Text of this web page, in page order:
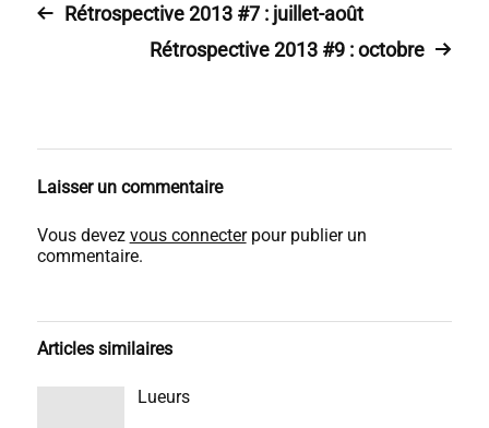
Rétrospective 2013 #7 : juillet-août
Rétrospective 2013 #9 : octobre
Laisser un commentaire
Vous devez vous connecterpour publier un
commentaire.
Articles similaires
Lueurs